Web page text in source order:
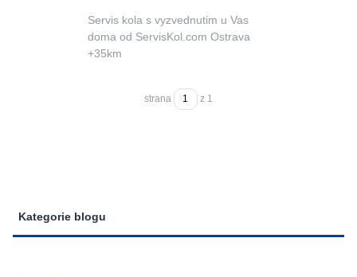
Kategorie blogu
Servis kola s vyzvednutim u Vas
doma od ServisKol.com Ostrava
+35km
strana z 1